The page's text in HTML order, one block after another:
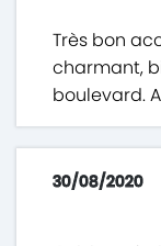
Très bon
charmant,
boulevard.
30/08/2020